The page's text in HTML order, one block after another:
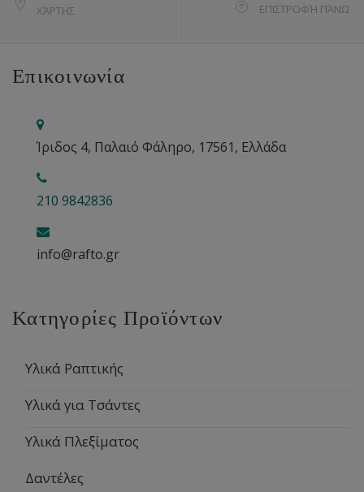
ΧΆΡΤΗΣ ΕΠΙΣΤΡΟΦΉ ΠΆΝΩ
Επικοινωνία
Ίριδος 4, Παλαιό Φάληρο, 17561, Ελλάδα
210 9842836
info@rafto.gr
Κατηγορίες Προϊόντων
Υλικά Ραπτικής
Υλικά για Τσάντες
Υλικά Πλεξίματος
Δαντέλες